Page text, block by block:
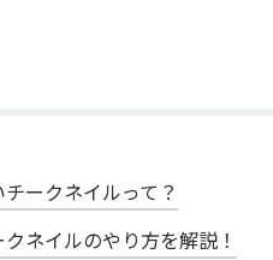
ークネイルって？
ネイルのやり方を解説！